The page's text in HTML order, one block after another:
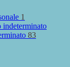
1
indeterminato
83